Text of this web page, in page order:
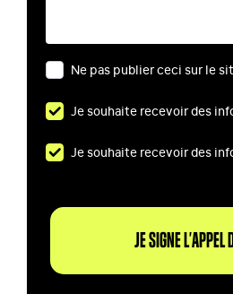
Ne pas publier ceci sur le
Je souhaite recevoir des
Je souhaite recevoir des